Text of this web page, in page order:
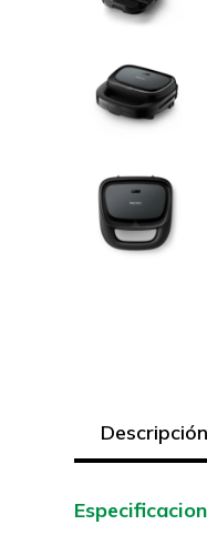
Descripción